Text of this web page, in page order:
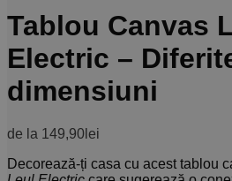
Tablou Canvas
Electric –
dimensiuni
de la 149,90 lei
Decorează-ți casa cu acest tablou